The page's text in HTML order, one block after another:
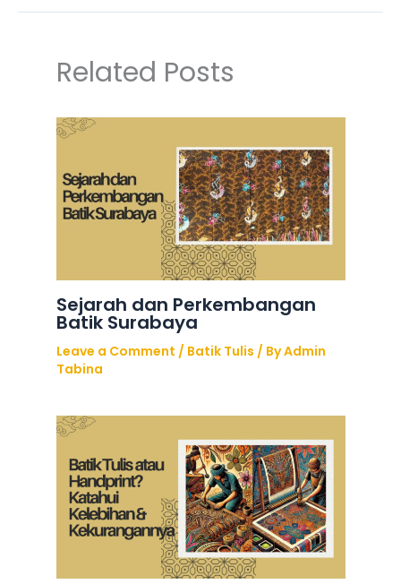
Related Posts
Sejarah dan Perkembangan
Batik Surabaya
Leave a Comment / Batik Tulis / ByAdmin
Tabina